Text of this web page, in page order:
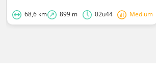
68,6 km 899 m 02u44 Medium